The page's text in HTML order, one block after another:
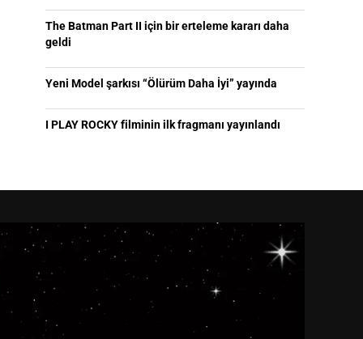
The Batman Part II için bir erteleme kararı daha
geldi
Yeni Model şarkısı “Ölürüm Daha İyi” yayında
I PLAY ROCKY filminin ilk fragmanı yayınlandı